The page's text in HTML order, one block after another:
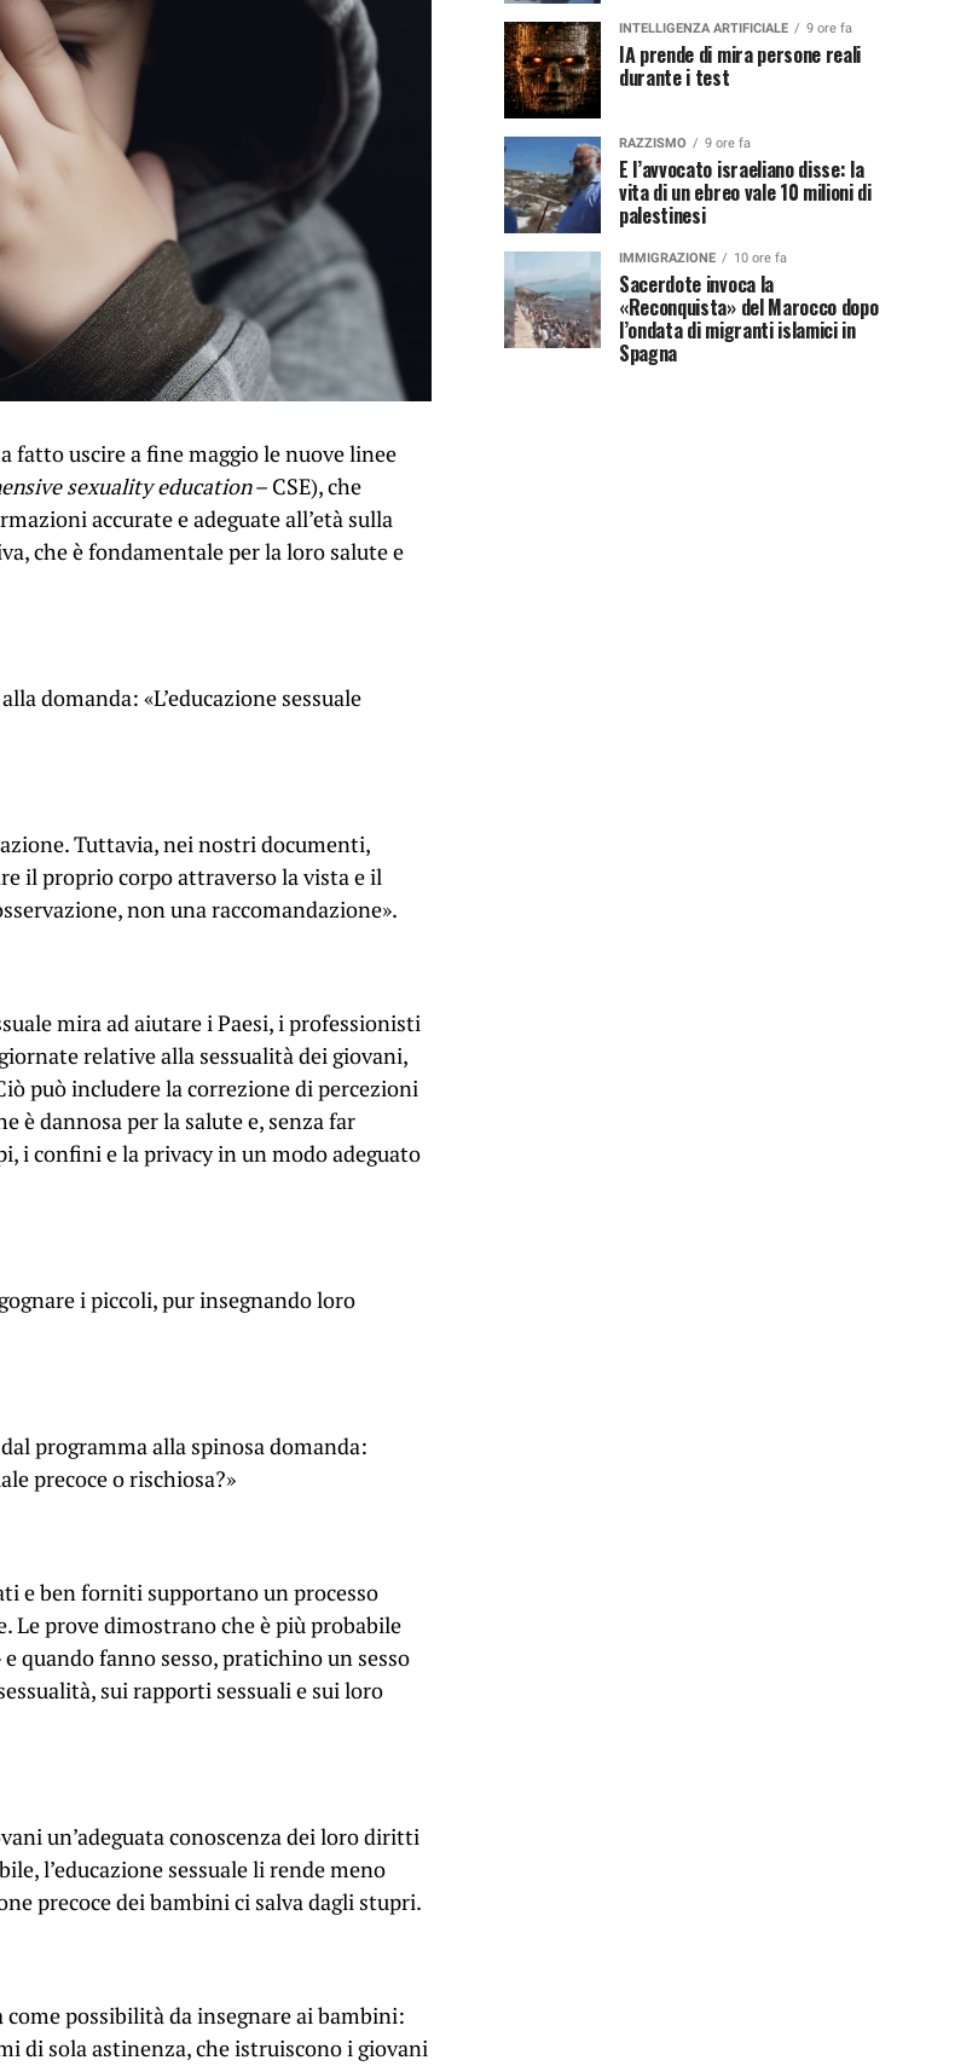
fatto uscire a fine maggio le nuove linee
sexuality education– CSE), che
accurate e adeguate all’età sulla
che è fondamentale per la loro salute e
domanda: «L’educazione sessuale
Tuttavia, nei nostri documenti,
il proprio corpo attraverso la vista e il
non una raccomandazione».
mira ad aiutare i Paesi, i professionisti
relative alla sessualità dei giovani,
può includere la correzione di percezioni
è dannosa per la salute e, senza far
i confini e la privacy in un modo adeguato
i piccoli, pur insegnando loro
programma alla spinosa domanda:
precoce o rischiosa?»
e ben forniti supportano un processo
Le prove dimostrano che è più probabile
quando fanno sesso, pratichino un sesso
sui rapporti sessuali e sui loro
un’adeguata conoscenza dei loro diritti
l’educazione sessuale li rende meno
precoce dei bambini ci salva dagli stupri.
come possibilità da insegnare ai bambini:
di sola astinenza, che istruiscono i giovani
INTELLIGENZA ARTIFICIALE 9 ore fa
IA prende di mira persone reali
durante i test
RAZZISMO 9 ore fa
E l’avvocato israeliano disse: la
vita di un ebreo vale 10 milioni di
palestinesi
IMMIGRAZIONE 10 ore fa
Sacerdote invoca la
«Reconquista» del Marocco dopo
l’ondata di migranti islamici in
Spagna